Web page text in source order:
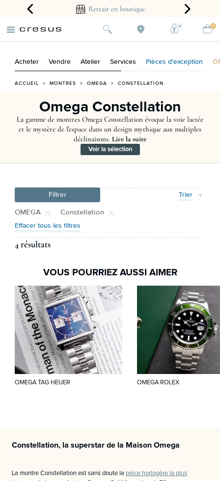
2 ans Retrait en boutique
0
Acheter Vendre Atelier Services Pièces d'exception
ACCUEIL > MONTRES > OMEGA > CONSTELLATION
Omega Constellation
La gamme de montres Omega Constellation évoque la voie lactée
et le mystère de l'espace dans un design mythique aux multiples
déclinaisons. Lire la suite
Voir la sélection
Filtrer Trier
OMEGA Constellation
Effacer tous les filtres
4 résultats
VOUS POURRIEZ AUSSI AIMER
OMEGA TAG HEUER OMEGA ROLEX
Constellation, la superstar de la Maison Omega
La montre Constellation est sans doute la pièce horlogère la plus